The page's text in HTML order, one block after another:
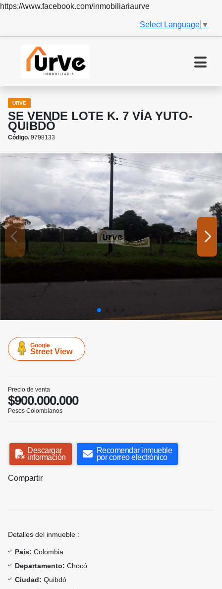
https://www.facebook.com/inmobiliariaurve
Select Language ▼
URVE
SE VENDE LOTE K. 7 VÍA YUTO-
QUIBDÓ
Código. 9798133
Google
Street View
Precio de venta
$900.000.000
Pesos Colombianos
Descargar
información
Recomendar inmueble
por correo electrónico
Compartir
Detalles del inmueble :
País: Colombia
Departamento: Chocó
Ciudad: Quibdó